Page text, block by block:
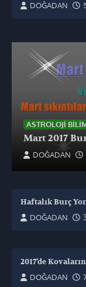
DOĞADAN
ASTROLOJI
Mart 2017
DOĞADAN
Haftalık Burç
DOĞADAN
2017’de
DOĞADAN